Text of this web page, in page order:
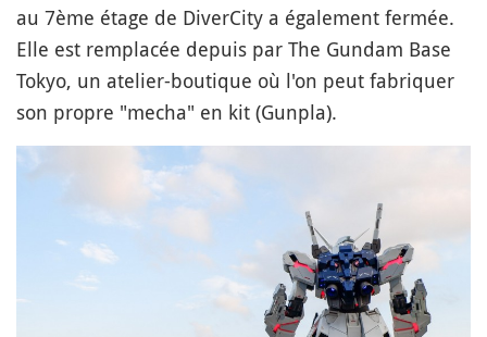
au 7ème étage de DiverCity a également fermée.
Elle est remplacée depuis par The Gundam Base
Tokyo, un atelier-boutique où l'on peut fabriquer
son propre "mecha" en kit (Gunpla).